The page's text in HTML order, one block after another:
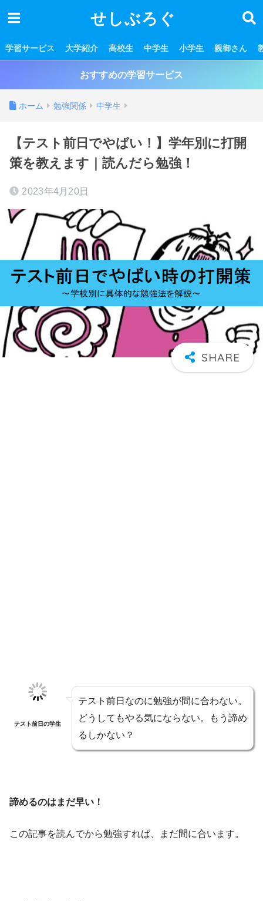
せしぶろぐ
学習サービス 大学紹介 高校生 中学生 小学生 親御さん
おすすめの学習サービス
ホーム 勉強関係 中学生
【テスト前日でやばい！】学年別に打開
策を教えます｜読んだら勉強！
2023年4月20日
テスト前日の学生
テスト前日なのに勉強が間に合わない。
どうしてもやる気にならない。もう諦め
るしかない？
諦めるのはまだ早い！
この記事を読んでから勉強すれば、まだ間に合います。